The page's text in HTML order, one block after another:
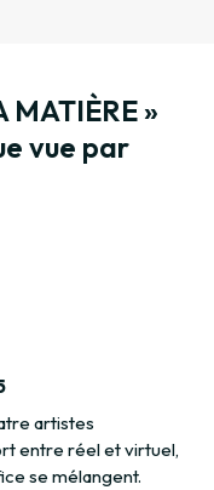
MATIÈRE »
vue par
artistes
entre réel et virtuel,
se mélangent.